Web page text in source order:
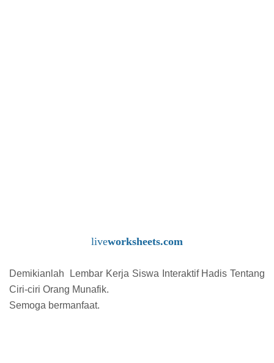
liveworksheets.com
Demikianlah Lembar Kerja Siswa Interaktif Hadis Tentang
Ciri-ciri Orang Munafik.
Semoga bermanfaat.